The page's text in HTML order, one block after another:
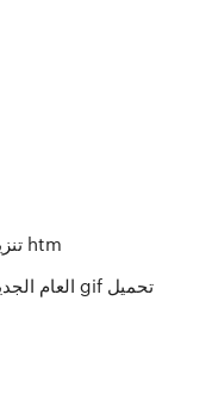
تنزيل ملف htm